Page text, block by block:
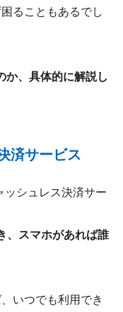
ることもあるでし
か、具体的に解説し
済サービス
ッシュレス決済サー
、スマホがあれば誰
いつでも利用でき